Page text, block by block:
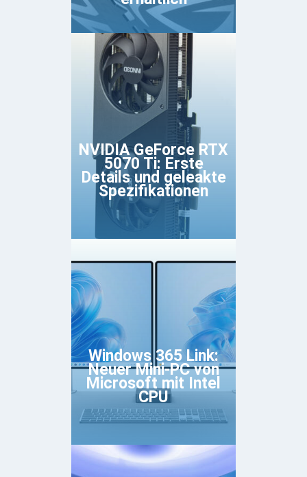
NVIDIA GeForce RTX
5070 Ti: Erste
Details und geleakte
Spezifikationen
Windows 365 Link:
Neuer Mini-PC von
Microsoft mit Intel
CPU